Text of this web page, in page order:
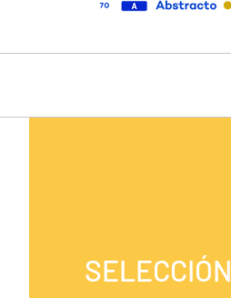
SELECCIÓN